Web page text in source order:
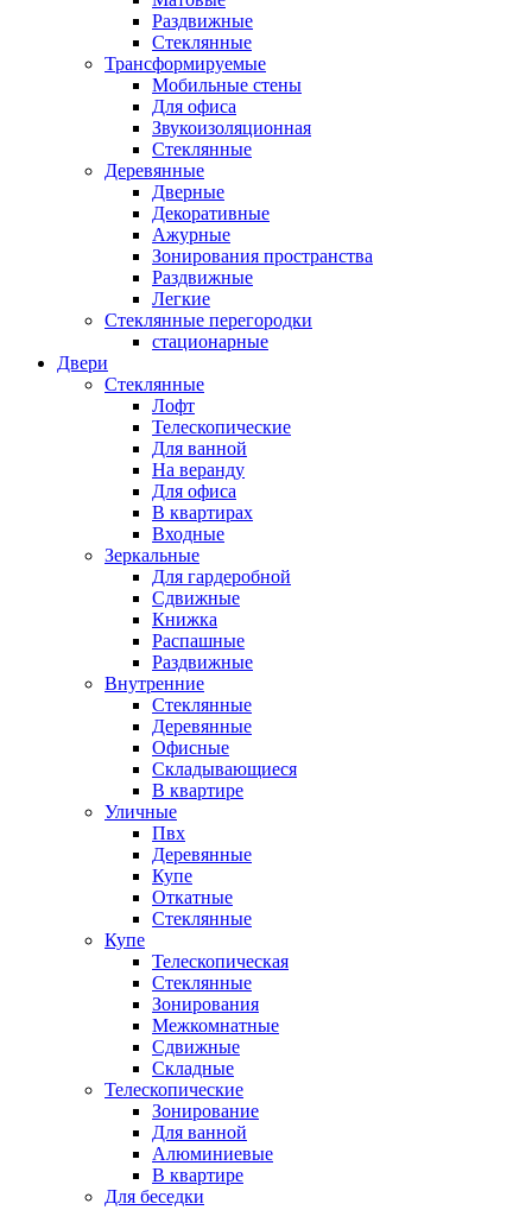
Раздвижные
Стеклянные
Трансформируемые
Мобильные стены
Для офиса
Звукоизоляционная
Стеклянные
Деревянные
Дверные
Декоративные
Ажурные
Зонирования пространства
Раздвижные
Легкие
Стеклянные перегородки
стационарные
Двери
Стеклянные
Лофт
Телескопические
Для ванной
На веранду
Для офиса
В квартирах
Входные
Зеркальные
Для гардеробной
Сдвижные
Книжка
Распашные
Раздвижные
Внутренние
Стеклянные
Деревянные
Офисные
Складывающиеся
В квартире
Уличные
Пвх
Деревянные
Купе
Откатные
Стеклянные
Купе
Телескопическая
Стеклянные
Зонирования
Межкомнатные
Сдвижные
Складные
Телескопические
Зонирование
Для ванной
Алюминиевые
В квартире
Для беседки